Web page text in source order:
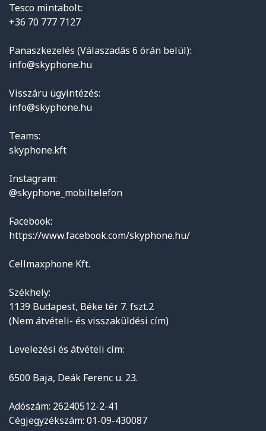
Tesco mintabolt:
+36 70 777 7127
Panaszkezelés (Válaszadás 6 órán belül):
info@skyphone.hu
Visszáru ügyintézés:
info@skyphone.hu
Teams:
skyphone.kft
Instagram:
@skyphone_mobiltelefon
Facebook:
https://www.facebook.com/skyphone.hu/
Cellmaxphone Kft.
Székhely:
1139 Budapest, Béke tér 7. fszt.2
(Nem átvételi- és visszaküldési cím)
Levelezési és átvételi cím:
6500 Baja, Deák Ferenc u. 23.
Adószám: 26240512-2-41
Cégjegyzékszám: 01-09-430087